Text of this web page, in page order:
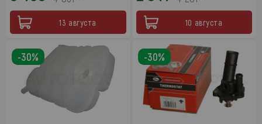
13 августа 10 августа
-30% -30%